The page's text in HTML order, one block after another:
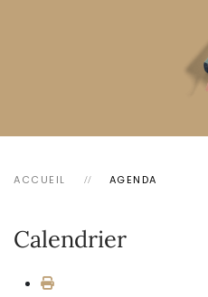
ACCUEIL AGENDA
Calendrier